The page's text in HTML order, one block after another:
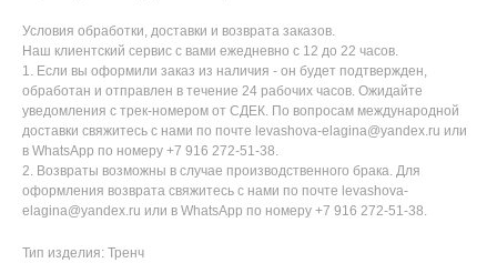
Условия обработки, доставки и возврата заказов.
Наш клиентский сервис с вами ежедневно с 12 до 22 часов.
1. Если вы оформили заказ из наличия - он будет подтвержден,
обработан и отправлен в течение 24 рабочих часов. Ожидайте
уведомления с трек-номером от СДЕК. По вопросам международной
доставки свяжитесь с нами по почте levashova-elagina@yandex.ru или
в WhatsApp по номеру +7 916 272-51-38.
2. Возвраты возможны в случае производственного брака. Для
оформления возврата свяжитесь с нами по почте levashova-
elagina@yandex.ru или в WhatsApp по номеру +7 916 272-51-38.
Тип изделия: Тренч